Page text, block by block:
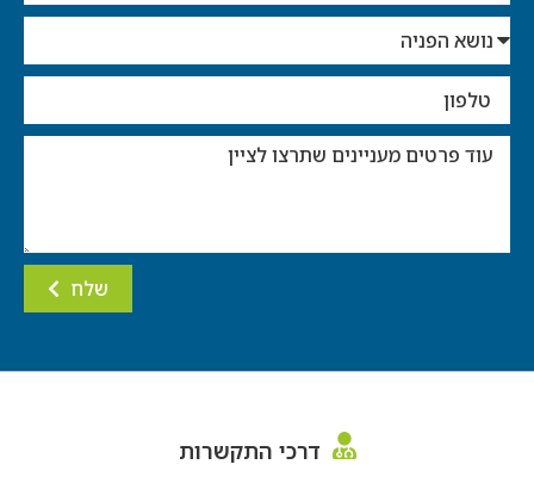
שלח
דרכי התקשרות